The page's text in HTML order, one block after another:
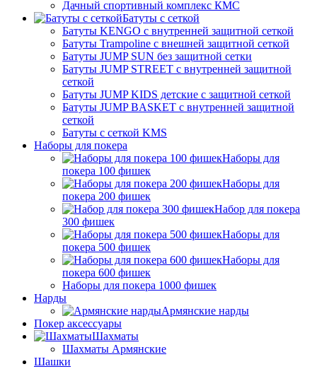
Дачный спортивный комплекс КМС
Батуты с сеткой
Батуты KENGO с внутренней защитной сеткой
Батуты Trampoline с внешней защитной сеткой
Батуты JUMP SUN без защитной сетки
Батуты JUMP STREET с внутренней защитной
сеткой
Батуты JUMP KIDS детские с защитной сеткой
Батуты JUMP BASKET с внутренней защитной
сеткой
Батуты с сеткой KMS
Наборы для покера
Наборы для
покера 100 фишек
Наборы для
покера 200 фишек
Набор для покера
300 фишек
Наборы для
покера 500 фишек
Наборы для
покера 600 фишек
Наборы для покера 1000 фишек
Нарды
Армянские нарды
Покер аксессуары
Шахматы
Шахматы Армянские
Шашки